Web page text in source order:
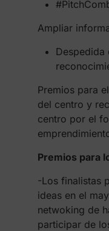
Ampliar
Despedida
Premios para
del centro y
centro por el
Premios para
-Los finalistas
ideas en el
netwoking de
participar de